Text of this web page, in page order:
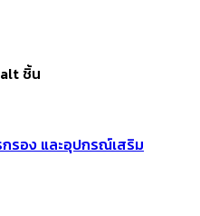
ชิ้น
รอง และอุปกรณ์เสริม